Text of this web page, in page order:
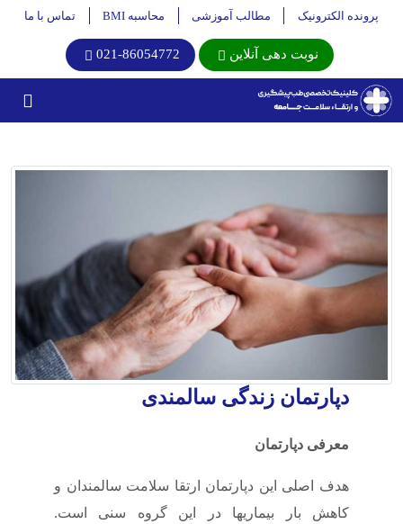
پرونده الکترونیک مطالب آموزشی محاسبه BMI تماس با ما
نوبت دهی آنلاین 021-86054772
دپارتمان زندگی سالمندی
معرفی دپارتمان
هدف اصلی این دپارتمان ارتقا سلامت سالمندان و
کاهش بار بیماریها در این گروه سنی است.